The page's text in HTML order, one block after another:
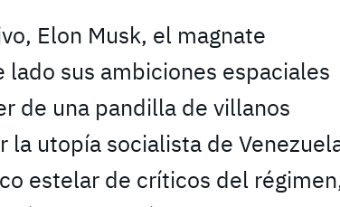
Elon Musk, el magnate
sus ambiciones espaciales
de una pandilla de villanos
utopía socialista de
estelar de críticos del